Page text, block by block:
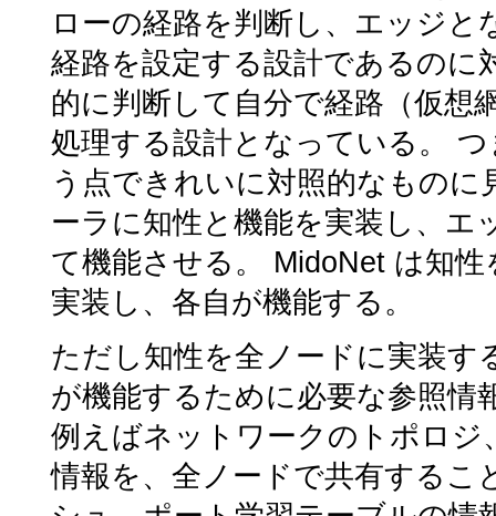
ローの経路を判断し、エッジ
経路を設定する設計であるのに
的に判断して自分で経路（仮想
処理する設計となっている。
う点できれいに対照的なもの
ーラに知性と機能を実装し、
て機能させる。 MidoNet は知
実装し、各自が機能する。
ただし知性を全ノードに実装す
が機能するために必要な参照情
例えばネットワークのトポロジ
情報を、全ノードで共有するこ